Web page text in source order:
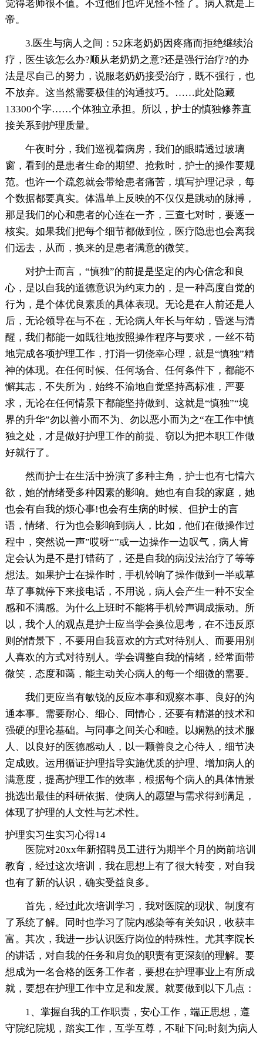
觉得老师很不值。不过他们也许见怪不怪了。病人就是上
帝。
3.医生与病人之间：52床老奶奶因疼痛而拒绝继续治
疗，医生该怎么办?顺从老奶奶之意?还是强行治疗?的办
法是尽自己的努力，说服老奶奶接受治疗，既不强行，也
不放弃。这当然需要极佳的沟通技巧。
……此处隐藏
13300个字……个体独立承担。所以，护士的慎独修养直
接关系到护理质量。
午夜时分，我们巡视着病房，我们的眼睛透过玻璃
窗，看到的是患者生命的期望、抢救时，护士的操作要规
范。也许一个疏忽就会带给患者痛苦，填写护理记录，每
个数据都要真实。体温单上反映的不仅仅是跳动的脉搏，
那是我们的心和患者的心连在一齐，三查七对时，要逐一
核实。如果我们把每个细节都做到位，医疗隐患也会离我
们远去，从而，换来的是患者满意的微笑。
对护士而言，“慎独”的前提是坚定的内心信念和良
心，是以自我的道德意识为约束力的，是一种高度自觉的
行为，是个体优良素质的具体表现。无论是在人前还是人
后，无论领导在与不在，无论病人年长与年幼，昏迷与清
醒，我们都能一如既往地按照操作程序与要求，一丝不苟
地完成各项护理工作，打消一切侥幸心理，就是“慎独”精
神的体现。在任何时候、任何场合、任何条件下，都能不
懈其志，不失所为，始终不渝地自觉坚持高标准，严要
求，无论在任何情景下都能坚持做到、这就是“慎独”“境
界的升华”勿以善小而不为、勿以恶小而为之“在工作中慎
独之处，才是做好护理工作的前提、窃以为把本职工作做
好就行了。
然而护士在生活中扮演了多种主角，护士也有七情六
欲，她的情绪受多种因素的影响。她也有自我的家庭，她
也会有自我的烦心事!也会有生病的时候、但护士的言
语，情绪、行为也会影响到病人，比如，他们在做操作过
程中，突然说一声”哎呀“”或一边操作一边叹气，病人肯
定会认为是不是打错药了，还是自我的病没法治疗了等等
想法。如果护士在操作时，手机铃响了操作做到一半或草
草了事就停下来接电话，不用说，病人会产生一种不安全
感和不满感。为什么上班时不能将手机铃声调成振动。所
以，我个人的观点是护士应当学会换位思考，在不违反原
则的情景下，不要用自我喜欢的方式对待别人、而要用别
人喜欢的方式对待别人。学会调整自我的情绪，经常面带
微笑，态度和蔼，能主动关心病人的每一个细微的需要。
我们更应当有敏锐的反应本事和观察本事、良好的沟
通本事。需要耐心、细心、同情心，还要有精湛的技术和
强硬的理论基础。与同事之间关心和睦。以娴熟的技术服
人、以良好的医德感动人，以一颗善良之心待人，细节决
定成败。运用循证护理指导实施优质的护理、增加病人的
满意度，提高护理工作的效率，根据每个病人的具体情景
挑选出最佳的科研依据、使病人的愿望与需求得到满足，
体现了护理的人文性与艺术性。
护理实习生实习心得14
医院对20xx年新招聘员工进行为期半个月的岗前培训
教育，经过这次培训，我在思想上有了很大转变，对自我
也有了新的认识，确实受益良多。
首先，经过此次培训学习，我对医院的现状、制度有
了系统了解。同时也学习了院内感染等有关知识，收获丰
富。其次，我进一步认识医疗岗位的特殊性。尤其李院长
的讲话，对自我的任务和肩负的职责有更深刻的理解。要
想成为一名合格的医务工作者，要想在护理事业上有所成
就，要想在护理工作中立足和发展。就要做到以下几点：
1、掌握自我的工作职责，安心工作，端正思想，遵
守院纪院规，踏实工作，互学互尊，不耻下问;时刻为病人